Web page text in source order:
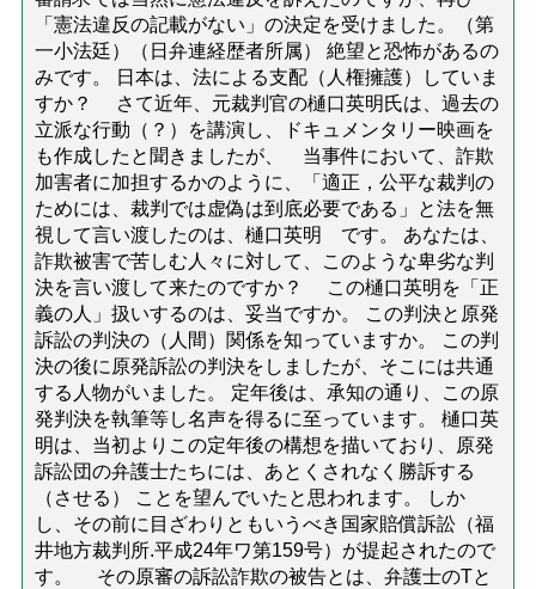
「憲法違反の記載がない」の決定を受けました。（第
一小法廷）（日弁連経歴者所属） 絶望と恐怖があるの
みです。 日本は、法による支配（人権擁護）していま
すか？ さて近年、元裁判官の樋口英明氏は、過去の
立派な行動（？）を講演し、ドキュメンタリー映画を
も作成したと聞きましたが、 当事件において、詐欺
加害者に加担するかのように、「適正，公平な裁判の
ためには、裁判では虚偽は到底必要である」と法を無
視して言い渡したのは、樋口英明 です。 あなたは、
詐欺被害で苦しむ人々に対して、このような卑劣な判
決を言い渡して来たのですか？ この樋口英明を「正
義の人」扱いするのは、妥当ですか。 この判決と原発
訴訟の判決の（人間）関係を知っていますか。 この判
決の後に原発訴訟の判決をしましたが、そこには共通
する人物がいました。 定年後は、承知の通り、この原
発判決を執筆等し名声を得るに至っています。 樋口英
明は、当初よりこの定年後の構想を描いており、原発
訴訟団の弁護士たちには、あとくされなく勝訴する
（させる） ことを望んでいたと思われます。 しか
し、その前に目ざわりともいうべき国家賠償訴訟（福
井地方裁判所.平成24年ワ第159号）が提起されたので
す。 その原審の訴訟詐欺の被告とは、弁護士のTと